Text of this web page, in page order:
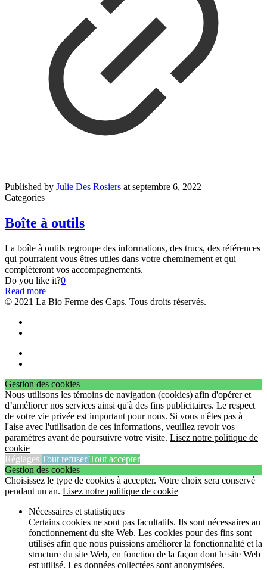
Published by Julie Des Rosiers at septembre 6, 2022
Categories
Boîte à outils
La boîte à outils regroupe des informations, des trucs, des références
qui pourraient vous êtres utiles dans votre cheminement et qui
complèteront vos accompagnements.
Do you like it?0
Read more
© 2021 La Bio Ferme des Caps. Tous droits réservés.
Gestion des cookies
Nous utilisons les témoins de navigation (cookies) afin d'opérer et
d’améliorer nos services ainsi qu'à des fins publicitaires. Le respect
de votre vie privée est important pour nous. Si vous n'êtes pas à
l'aise avec l'utilisation de ces informations, veuillez revoir vos
paramètres avant de poursuivre votre visite. Lisez notre politique de
cookie
Réglages Tout refuser Tout accepter
Gestion des cookies
Choisissez le type de cookies à accepter. Votre choix sera conservé
pendant un an. Lisez notre politique de cookie
Nécessaires et statistiques
Certains cookies ne sont pas facultatifs. Ils sont nécessaires au
fonctionnement du site Web. Les cookies pour des fins sont
utilisés afin que nous puissions améliorer la fonctionnalité et la
structure du site Web, en fonction de la façon dont le site Web
est utilisé. Les données collectées sont anonymisées.